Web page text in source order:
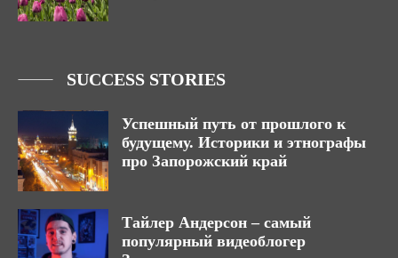
SUCCESS STORIES
Успешный путь от прошлого к
будущему. Историки и этнографы
про Запорожский край
Тайлер Андерсон – самый
популярный видеоблогер